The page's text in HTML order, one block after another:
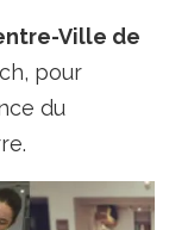
Ville de
pour
du